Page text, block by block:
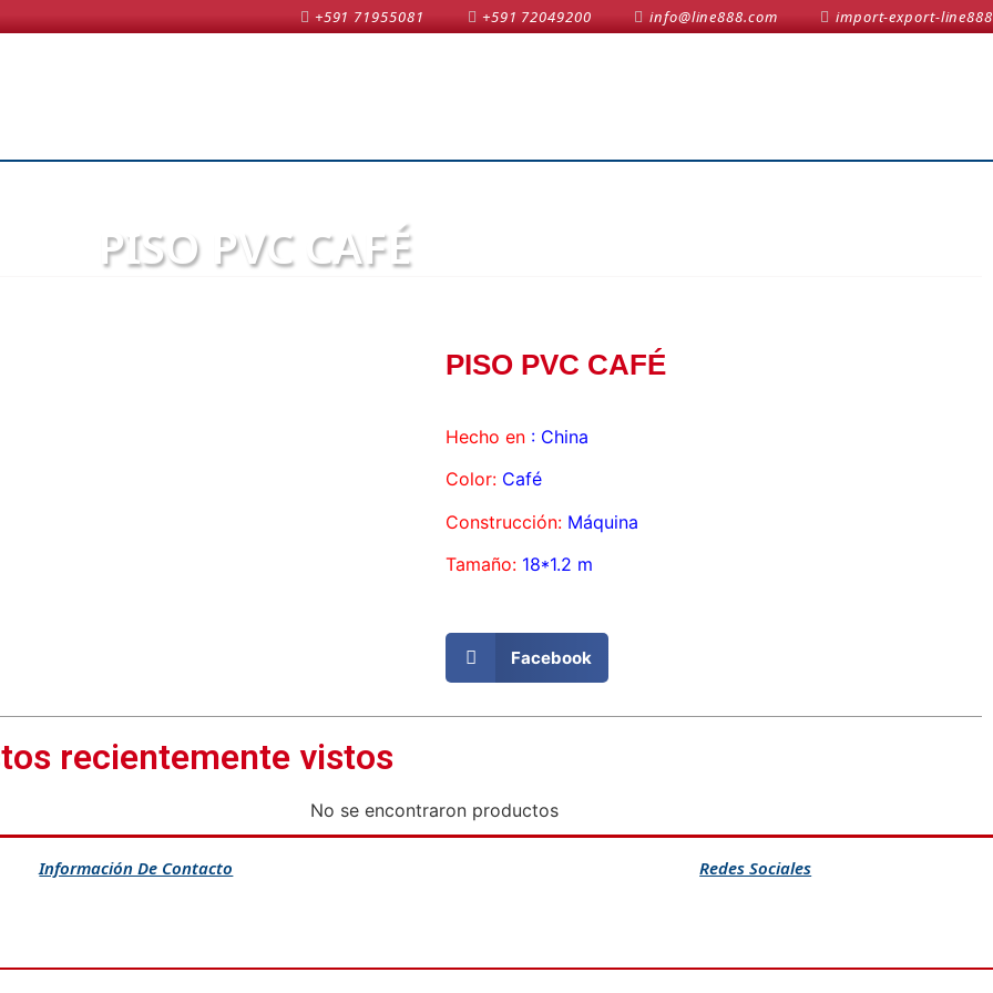
+591 71955081 +591 72049200 info@line888.com import-export-line888
PISO PVC CAFÉ
PISO PVC CAFÉ
Hecho en : China
Color: Café
Construcción: Máquina
Tamaño: 18*1.2 m
Facebook
recientemente vistos
No se encontraron productos
Información De Contacto Redes Sociales